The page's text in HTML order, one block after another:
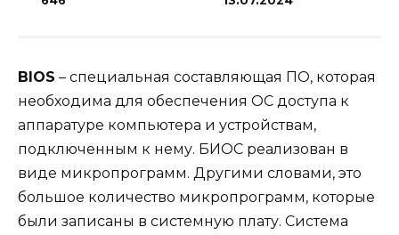
BIOS – специальная составляющая ПО, которая
необходима для обеспечения ОС доступа к
аппаратуре компьютера и устройствам,
подключенным к нему. БИОС реализован в
виде микропрограмм. Другими словами, это
большое количество микропрограмм, которые
были записаны в системную плату. Система